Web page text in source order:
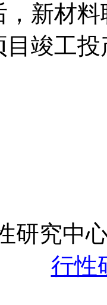
材料
目竣工
研究中
行性